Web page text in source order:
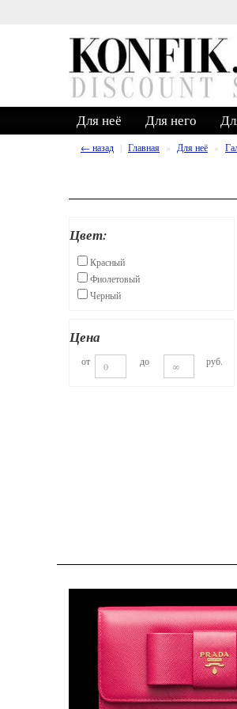
Для неё Для него
← назад Главная Для неё
Цвет:
Красный
Фиолетовый
Черный
Цена
от до руб.